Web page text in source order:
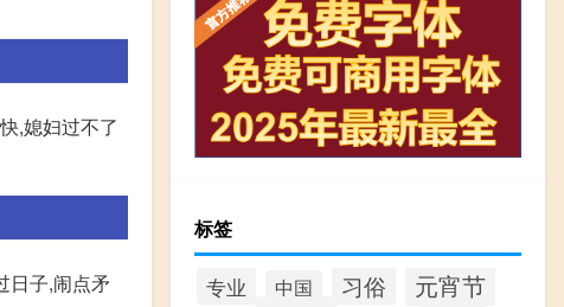
,媳妇过不了
日子,闹点矛
标签
专业 中国 习俗 元宵节